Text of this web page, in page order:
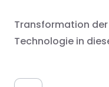
Transformation
Technologie in